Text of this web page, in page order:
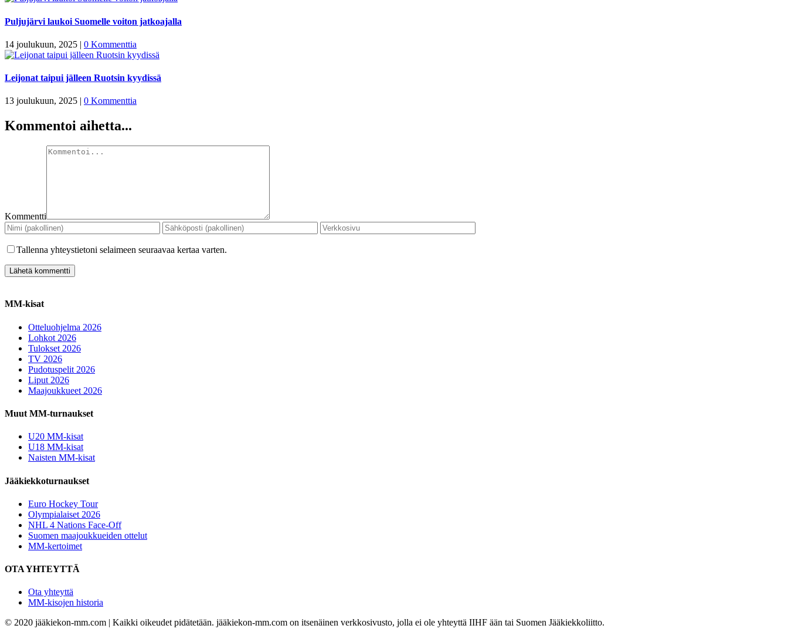
Puljujärvi laukoi Suomelle voiton jatkoajalla
14 joulukuun, 2025 | 0 Kommenttia
Leijonat taipui jälleen Ruotsin kyydissä
13 joulukuun, 2025 | 0 Kommenttia
Kommentoi aihetta...
Kommentti
Tallenna yhteystietoni selaimeen seuraavaa kertaa varten.
MM-kisat
Otteluohjelma 2026
Lohkot 2026
Tulokset 2026
TV 2026
Pudotuspelit 2026
Liput 2026
Maajoukkueet 2026
Muut MM-turnaukset
U20 MM-kisat
U18 MM-kisat
Naisten MM-kisat
Jääkiekkoturnaukset
Euro Hockey Tour
Olympialaiset 2026
NHL 4 Nations Face-Off
Suomen maajoukkueiden ottelut
MM-kertoimet
OTA YHTEYTTÄ
Ota yhteyttä
MM-kisojen historia
© 2020 jääkiekon-mm.com | Kaikki oikeudet pidätetään. jääkiekon-mm.com on itsenäinen verkkosivusto, jolla ei ole yhteyttä IIHF ään tai Suomen Jääkiekkoliitto.